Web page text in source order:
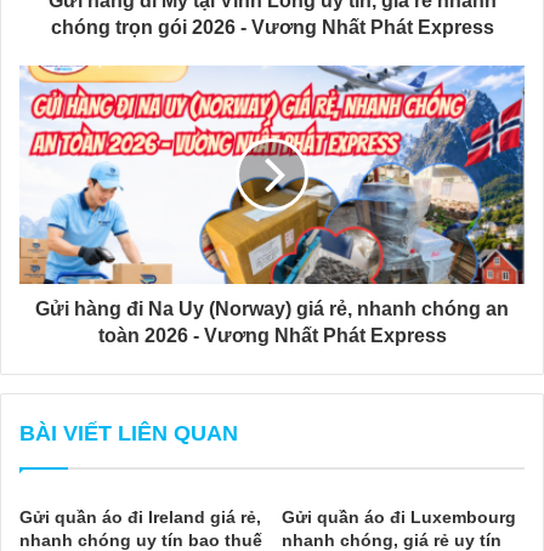
chóng trọn gói 2026 - Vương Nhất Phát Express
Gửi hàng đi Na Uy (Norway) giá rẻ, nhanh chóng an
toàn 2026 - Vương Nhất Phát Express
BÀI VIẾT LIÊN QUAN
Gửi quần áo đi Ireland giá rẻ,
nhanh chóng uy tín bao thuế
Gửi quần áo đi Luxembourg
nhanh chóng, giá rẻ uy tín